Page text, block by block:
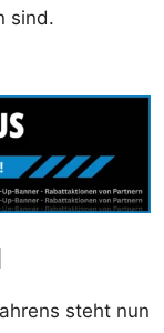
sind.
steht nun